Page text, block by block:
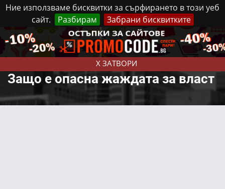
Ние използваме бисквитки за сърфирането в този уеб
сайт.
Разбирам Забрани бисквитките
X ЗАТВОРИ
Събота, 8 Август, 2026 Реклама Контакти
Защо е опасна жаждата за власт